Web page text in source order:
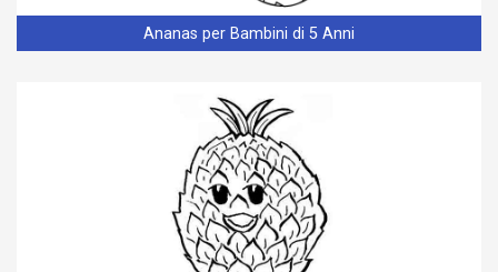
Ananas per Bambini di 5 Anni